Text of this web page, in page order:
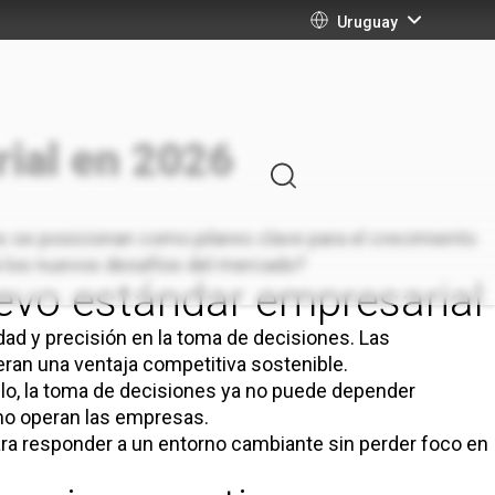
Uruguay
en 2026
posicionan como pilares clave para el crecimiento
nuevos desafíos del mercado?
estándar empresarial
y precisión en la toma de decisiones. Las
una ventaja competitiva sostenible.
la toma de decisiones ya no puede depender
operan las empresas.
responder a un entorno cambiante sin perder foco en